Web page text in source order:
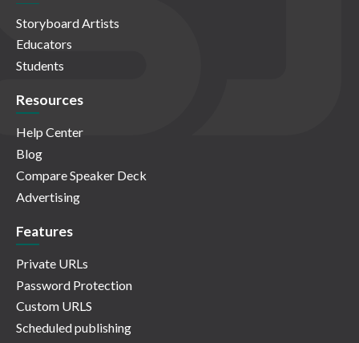
Storyboard Artists
Educators
Students
Resources
Help Center
Blog
Compare Speaker Deck
Advertising
Features
Private URLs
Password Protection
Custom URLS
Scheduled publishing